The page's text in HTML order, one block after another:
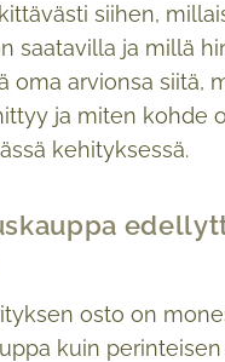
siihen,
saatavilla ja millä
oma arvionsa siitä,
ja miten kohde
kehityksessä.
osto on
kuin